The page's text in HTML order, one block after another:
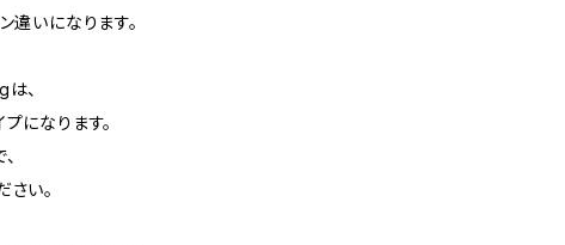
いになります。
、
になります。
い。